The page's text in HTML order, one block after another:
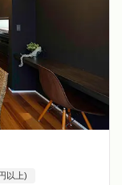
以上)